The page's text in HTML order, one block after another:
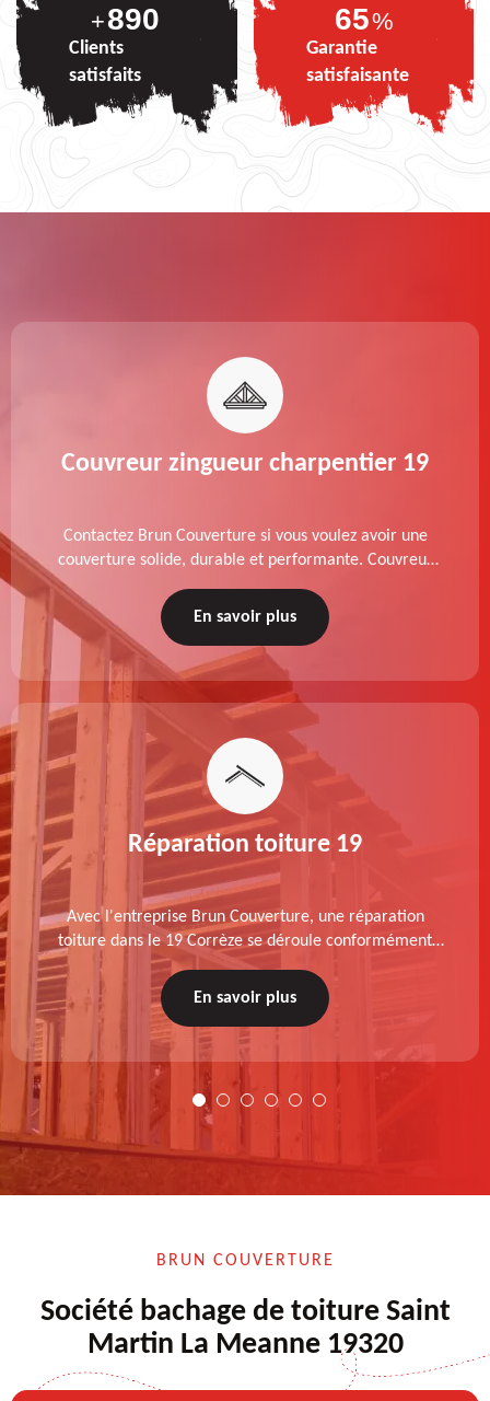
+890
Clients
satisfaits
82%
Garantie
satisfaisante
Couvreur zingueur charpentier 19
Contactez Brun Couverture si vous voulez avoir une
couverture solide, durable et performante. Couvreur
zingueur charpentier dans le 19 Corrèze, nos services
de qualité sont accessibles au meilleur prix.
En savoir plus
Réparation toiture 19
Avec l'entreprise Brun Couverture, une réparation
toiture dans le 19 Corrèze se déroule conformément
aux normes : diagnostic au prélable, choix de la
technique à appliquer, test après remise en état.
En savoir plus
BRUN COUVERTURE
Société bachage de toiture Saint
Martin La Meanne 19320